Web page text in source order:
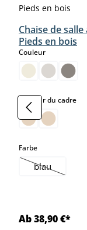
Chaise de
Pieds en bois
Couleurselect
Couleur du cadre
Farbeselect
blau
(Cette
Ab 38,90 €*